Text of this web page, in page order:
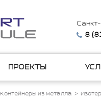
8
ПРОЕКТЫ
Контейнеры из металла